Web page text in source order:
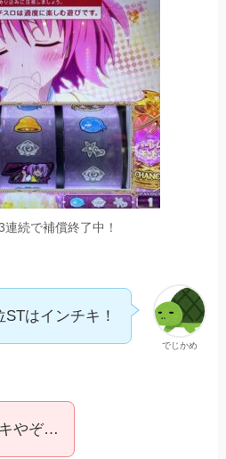
続で補償終了中！
でじかめ
はインチキ！
やぞ…